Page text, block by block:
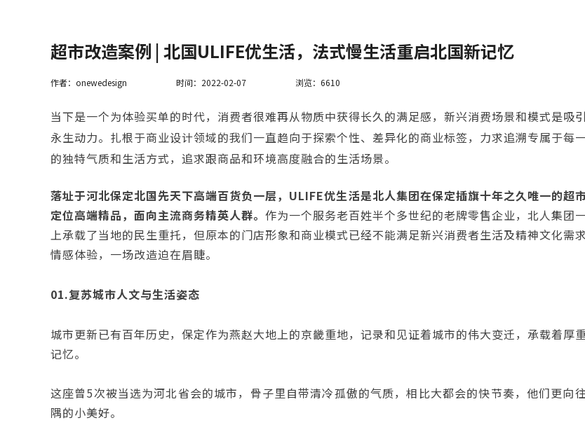
超市改造案例 | 北国ULIFE优生活，法式慢生活重启北国新记忆
作者：onewedesign 时间：2022-02-07 浏览：6610
当下是一个为体验买单的时代，消费者很难再从物质中获得长久的满足感，新兴消费场景和模式是吸
永生动力。扎根于商业设计领域的我们一直趋向于探索个性、差异化的商业标签，力求追溯专属于每
的独特气质和生活方式，追求跟商品和环境高度融合的生活场景。
落址于河北保定北国先天下高端百货负一层，ULIFE优生活是北人集团在保定插旗十年之久唯一的超市
定位高端精品，面向主流商务精英人群。 作为一个服务老百姓半个多世纪的老牌零售企业，北人集团
上承载了当地的民生重托，但原本的门店形象和商业模式已经不能满足新兴消费者生活及精神文化需
情感体验，一场改造迫在眉睫。
01.复苏城市人文与生活姿态
城市更新已有百年历史，保定作为燕赵大地上的京畿重地，记录和见证着城市的伟大变迁，承载着厚
记忆。
这座曾5次被当选为河北省会的城市，骨子里自带清冷孤傲的气质，相比大都会的快节奏，他们更向
隅的小美好。